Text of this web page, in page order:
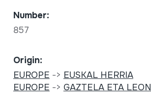
Number:
857
Origin:
EUROPE -> EUSKAL HERRIA
EUROPE -> GAZTELA ETA LEON